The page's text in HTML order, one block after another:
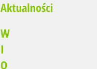
Aktualności
W
I
O